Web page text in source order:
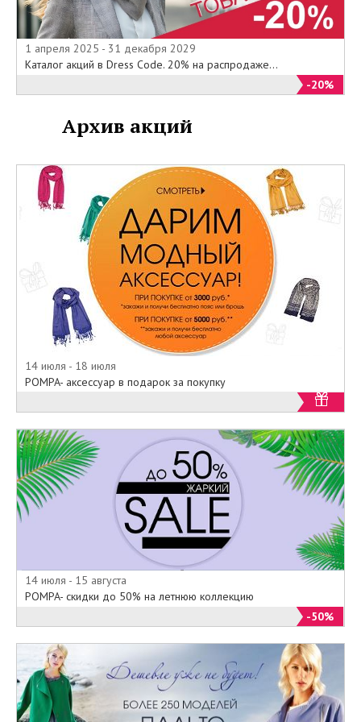
1 апреля 2025 - 31 декабря 2029
Каталог акций в Dress Code. 20% на распродаже...
-20%
Архив акций
14 июля - 18 июля
POMPA- аксессуар в подарок за покупку
14 июля - 15 августа
POMPA- скидки до 50% на летнюю коллекцию
-50%